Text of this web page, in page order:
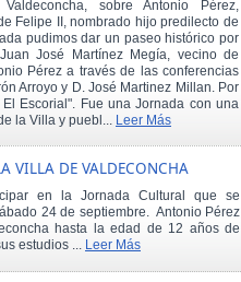
sobre Antonio Pérez,
Felipe II, nombrado hijo predilecto de
pudimos dar un paseo histórico por
José Martínez Megía, vecino de
Pérez a través de las conferencias
Arroyo y D. José Martinez Millan. Por
Escorial". Fue una Jornada con una
la Villa y puebl... Leer Más
VILLA DE VALDECONCHA
en la Jornada Cultural que se
24 de septiembre. Antonio Pérez
hasta la edad de 12 años de
estudios ... Leer Más